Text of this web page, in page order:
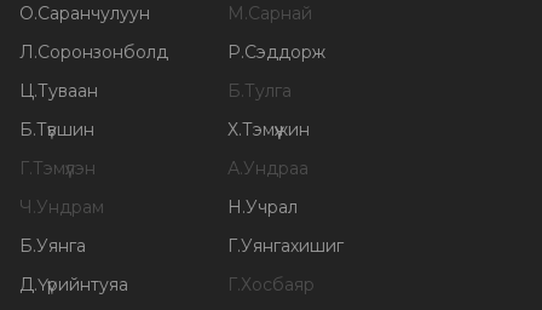
О.Саранчулуун М.Сарнай
Л.Соронзонболд Р.Сэддорж
Ц.Туваан Б.Тулга
Б.Түвшин Х.Тэмүүжин
Г.Тэмүүлэн А.Ундраа
Ч.Ундрам Н.Учрал
Б.Уянга Г.Уянгахишиг
Д.Үүрийнтуяа Г.Хосбаяр